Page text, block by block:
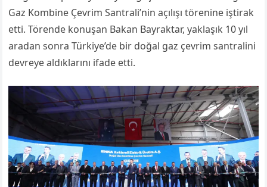
Gaz Kombine Çevrim Santrali’ninaçılışı törenine iştirak
etti. Törende konuşan Bakan Bayraktar, yaklaşık 10 yıl
aradan sonra Türkiye’de bir doğal gaz çevrim santralini
devreye aldıklarını ifade etti.